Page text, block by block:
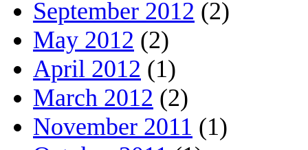
September 2012 (2)
May 2012 (2)
April 2012 (1)
March 2012 (2)
November 2011 (1)